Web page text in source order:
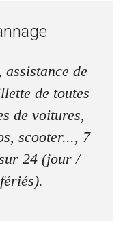
de
de toutes
de voitures,
scooter..., 7
24 (jour /